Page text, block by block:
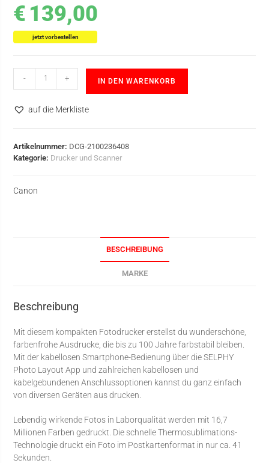
€ 139,00
jetzt vorbestellen
- + IN DEN WARENKORB
auf die Merkliste
Artikelnummer: DCG-2100236408
Kategorie: Drucker und Scanner
Canon
BESCHREIBUNG
MARKE
Beschreibung
Mit diesem kompakten Fotodrucker erstellst du wunderschöne,
farbenfrohe Ausdrucke, die bis zu 100 Jahre farbstabil bleiben.
Mit der kabellosen Smartphone-Bedienung über die SELPHY
Photo Layout App und zahlreichen kabellosen und
kabelgebundenen Anschlussoptionen kannst du ganz einfach
von diversen Geräten aus drucken.
Lebendig wirkende Fotos in Laborqualität werden mit 16,7
Millionen Farben gedruckt. Die schnelle Thermosublimations-
Technologie druckt ein Foto im Postkartenformat in nur ca. 41
Sekunden.